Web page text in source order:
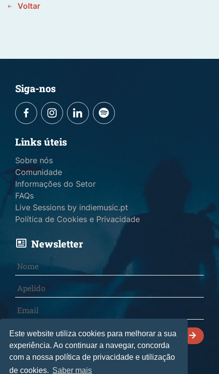
Este website utiliza cookies para melhorar a sua
experiência. Ao continuar a navegar, concorda
com a nossa política de privacidade e utilização
de cookies. Saber mais
Voltar
Siga-nos
Links úteis
Sobre nós
Comunidade
Informações do Setor
FAQs
Live Sessions by indiemusic.pt
Política de Cookies e Privacidade
Newsletter
Declaro que li e aceito aPolítica de Cookies e